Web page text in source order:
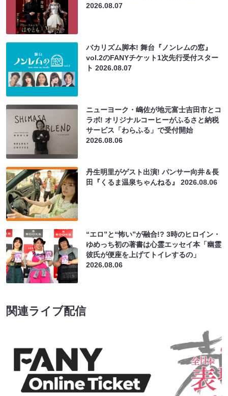
2026.08.07
バカリズム脚本! 舞台『ノンレムの窓』
vol.2のFANYチケット1次先行受付スター
ト2026.08.07
ニューヨーク・嶋佐が地元富士吉田市とコ
ラボ! オリジナルコーヒーがふるさと納税
サービス「わらふる」で受付開始
2026.08.06
丹生明里がゲスト出演! パンサー向井＆長
田『くるま温泉ちゃんねる』2026.08.06
“エロ”と“怖い”が融合!? 3時のヒロイン・
ゆめっち初の著書は心霊エッセイ本「幽霊
彼氏が便座を上げてトイレするの」
2026.08.06
関連ライブ配信